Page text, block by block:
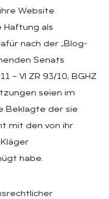
Website
Haftung als
nach der „Blog-
Senats
– VI ZR 93/10, BGHZ
seien im
Beklagte der sie
mit den von ihr
habe.